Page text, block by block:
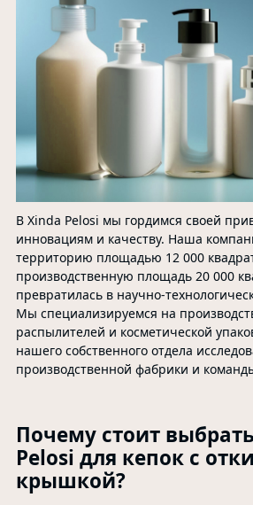
В Xinda Pelosi мы гордимся своей
инновациям и качеству. Наша
территорию площадью 12 000
производственную площадь 20 000
превратилась в научно-
Мы специализируемся на
распылителей и косметической
нашего собственного отдела
производственной фабрики и
Почему стоит
Pelosi для кепок с
крышкой?